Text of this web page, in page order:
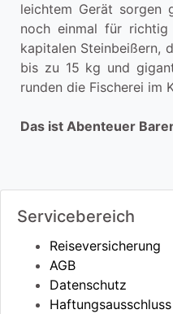
leichtem Gerät sorgen
noch einmal für
kapitalen Steinbeißern,
bis zu 15 kg und
runden die Fischerei im
Das ist Abenteuer
Servicebereich
Reiseversicherung
AGB
Datenschutz
Haftungsausschluss